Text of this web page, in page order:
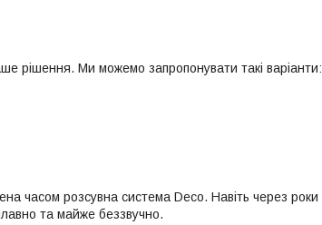
рішення. Ми можемо запропонувати такі варіанти:
часом розсувна система Deco. Навіть через роки
та майже беззвучно.